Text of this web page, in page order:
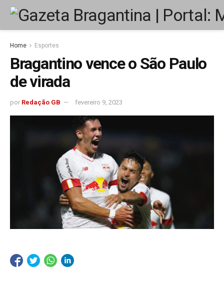
Home Esportes
Bragantino vence o São Paulo
de virada
por Redação GB fevereiro 9, 2023